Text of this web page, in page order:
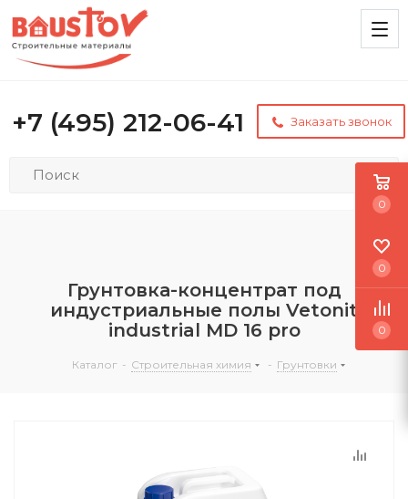
+7 (495) 212-06-41 Заказать звонок
Грунтовка-концентрат под
индустриальные полы Vetonit
industrial MD 16 pro
Каталог - Строительная химия - Грунтовки
0
0
0